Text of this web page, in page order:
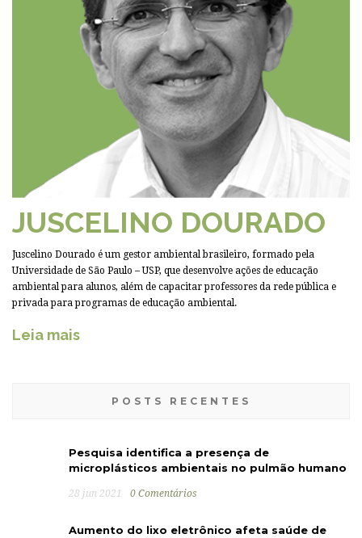
JUSCELINO DOURADO
Juscelino Dourado é um gestor ambiental brasileiro, formado pela
Universidade de São Paulo – USP, que desenvolve ações de educação
ambiental para alunos, além de capacitar professores da rede pública e
privada para programas de educação ambiental.
Leia mais
POSTS RECENTES
Pesquisa identifica a presença de
microplásticos ambientais no pulmão humano
28 jun 2021 0 Comentários
Aumento do lixo eletrônico afeta saúde de